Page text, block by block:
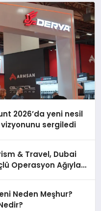
2026’da yeni nesil
sergiledi
& Travel, Dubai
Operasyon Ağıyla
Neden Meşhur?